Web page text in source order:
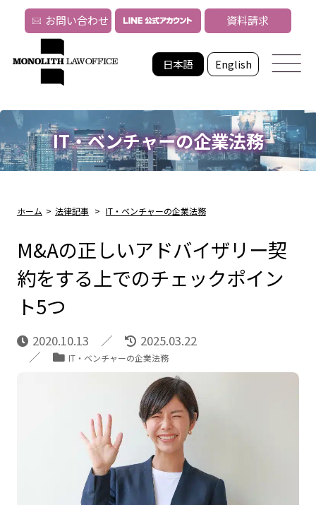
日本語 English
お問い合わせ 資料請求
IT・ベンチャーの企業法務
ホーム > 法律記事 > IT・ベンチャーの企業法務
M&Aの正しいアドバイザリー契
約をする上でのチェックポイン
ト5つ
2020.10.13 2025.03.22
IT・ベンチャーの企業法務